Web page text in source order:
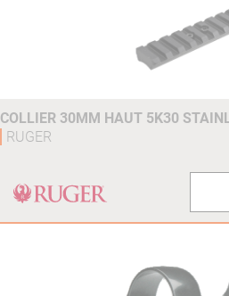
COLLIER 30MM HAUT 5K30
RUGER